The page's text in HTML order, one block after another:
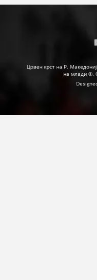
Црвен крст на Р.
на млади ©.